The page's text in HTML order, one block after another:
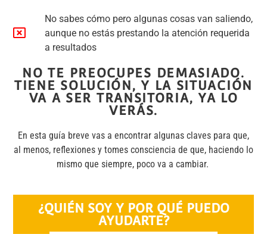
No sabes cómo pero algunas cosas van saliendo,
aunque no estás prestando la atención requerida
a resultados
NO TE PREOCUPES DEMASIADO.
TIENE SOLUCIÓN, Y LA SITUACIÓN
VA A SER TRANSITORIA, YA LO
VERÁS.
En esta guía breve vas a encontrar algunas claves para que,
al menos, reflexiones y tomes consciencia de que, haciendo lo
mismo que siempre, poco va a cambiar.
¿QUIÉN SOY Y POR QUÉ PUEDO
AYUDARTE?